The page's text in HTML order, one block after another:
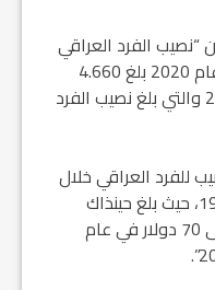
“نصيب الفرد العراقي
من إجمالي الدخل القومي خلال عام 2020 بلغ 4.660
الاف دولار، منخفضا عن سنة 2019 والتي بلغ نصيب الفرد
للفرد العراقي خلال
40 سنة الماضية كان في عام 1990، حيث بلغ حينذاك
7.070 الآف دولار قبل أن يهبط الى 70 دولار في عام